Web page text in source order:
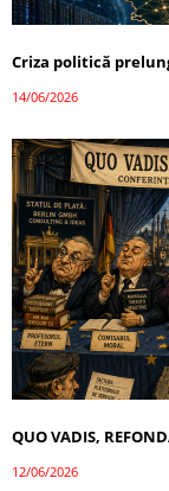
Criza politică
14/06/2026
QUO VADIS,
12/06/2026